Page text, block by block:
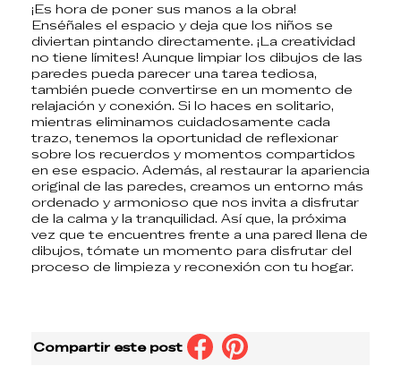
¡Es hora de poner sus manos a la obra!
Enséñales el espacio y deja que los niños se
diviertan pintando directamente. ¡La creatividad
no tiene límites! Aunque limpiar los dibujos de las
paredes pueda parecer una tarea tediosa,
también puede convertirse en un momento de
relajación y conexión. Si lo haces en solitario,
mientras eliminamos cuidadosamente cada
trazo, tenemos la oportunidad de reflexionar
sobre los recuerdos y momentos compartidos
en ese espacio. Además, al restaurar la apariencia
original de las paredes, creamos un entorno más
ordenado y armonioso que nos invita a disfrutar
de la calma y la tranquilidad. Así que, la próxima
vez que te encuentres frente a una pared llena de
dibujos, tómate un momento para disfrutar del
proceso de limpieza y reconexión con tu hogar.
Compartir este post